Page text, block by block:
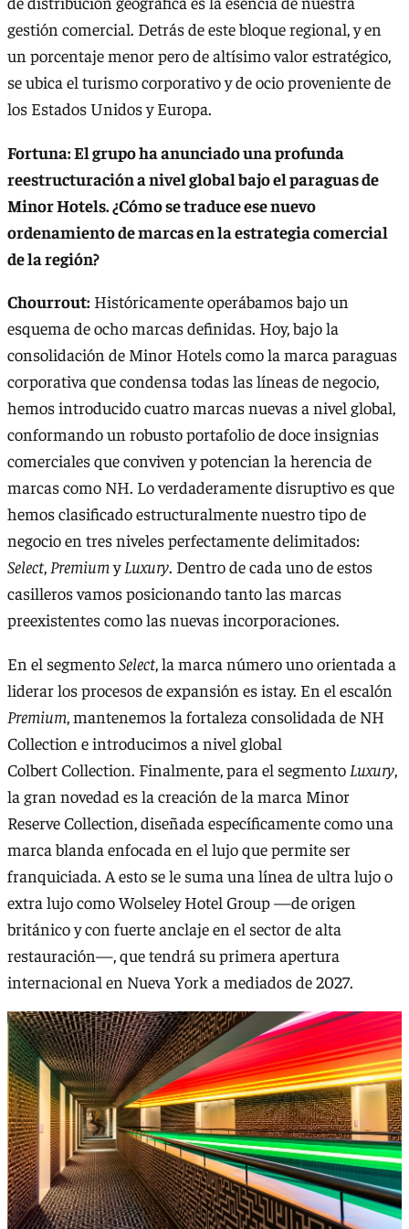
gestión comercial. Detrás de este bloque regional, y en
un porcentaje menor pero de altísimo valor estratégico,
se ubica el turismo corporativo y de ocio proveniente de
los Estados Unidos y Europa.
Fortuna: El grupo ha anunciado una profunda
reestructuración a nivel global bajo el paraguas de
Minor Hotels. ¿Cómo se traduce ese nuevo
ordenamiento de marcas en la estrategia comercial
de la región?
Chourrout: Históricamente operábamos bajo un
esquema de ocho marcas definidas. Hoy, bajo la
consolidación de Minor Hotels como la marca paraguas
corporativa que condensa todas las líneas de negocio,
hemos introducido cuatro marcas nuevas a nivel global,
conformando un robusto portafolio de doce insignias
comerciales que conviven y potencian la herencia de
marcas como NH. Lo verdaderamente disruptivo es que
hemos clasificado estructuralmente nuestro tipo de
negocio en tres niveles perfectamente delimitados:
Select, PremiumyLuxury. Dentro de cada uno de estos
casilleros vamos posicionando tanto las marcas
preexistentes como las nuevas incorporaciones.
En el segmentoSelect , la marca número uno orientada a
liderar los procesos de expansión es istay. En el escalón
Premium , mantenemos la fortaleza consolidada de NH
Collection e introducimos a nivel global
Colbert Collection. Finalmente, para el segmento Luxury
la gran novedad es la creación de la marca Minor
Reserve Collection, diseñada específicamente como una
marca blanda enfocada en el lujo que permite ser
franquiciada. A esto se le suma una línea de ultra lujo o
extra lujo como Wolseley Hotel Group —de origen
británico y con fuerte anclaje en el sector de alta
restauración—, que tendrá su primera apertura
internacional en Nueva York a mediados de 2027.